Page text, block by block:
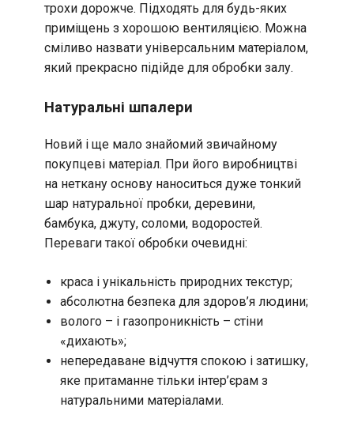
трохи дорожче. Підходять для будь-яких
приміщень з хорошою вентиляцією. Можна
сміливо назвати універсальним матеріалом,
який прекрасно підійде для обробки залу.
Натуральні шпалери
Новий і ще мало знайомий звичайному
покупцеві матеріал. При його виробництві
на неткану основу наноситься дуже тонкий
шар натуральної пробки, деревини,
бамбука, джуту, соломи, водоростей.
Переваги такої обробки очевидні:
краса і унікальність природних текстур;
абсолютна безпека для здоров’я людини;
волого – і газопроникність – стіни
«дихають»;
непередаване відчуття спокою і затишку,
яке притаманне тільки інтер’єрам з
натуральними матеріалами.